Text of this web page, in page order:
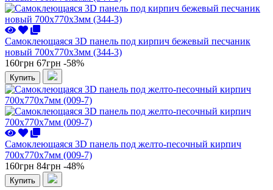
Самоклеющаяся 3D панель под кирпич бежевый песчаник
новый 700x770x3мм (344-3)
160грн 67грн -58%
Купить
Самоклеющаяся 3D панель под желто-песочный кирпич
700x770x7мм (009-7)
160грн 84грн -48%
Купить